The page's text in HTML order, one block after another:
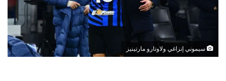
سيموني إنزاغي ولاوتارو مارتينيز